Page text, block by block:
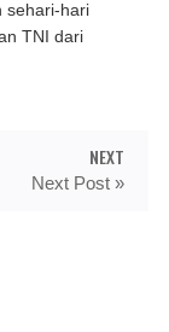
sehari-hari
TNI dari
NEXT
Next Post »